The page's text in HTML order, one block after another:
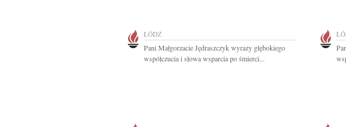
ŁÓDŹ
Pani Małgorzacie Jędraszczyk wyrazy głębokiego
współczucia i słowa wsparcia po śmierci...